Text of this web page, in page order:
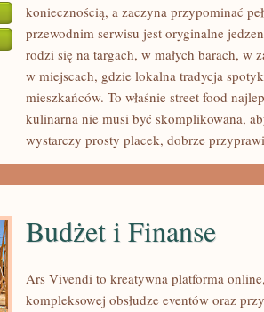
koniecznością, a zaczyna przypominać
przewodnim serwisu jest oryginalne
rodzi się na targach, w małych barach, w
w miejscach, gdzie lokalna tradycja
mieszkańców. To właśnie street food
kulinarna nie musi być skomplikowana,
wystarczy prosty placek, dobrze
Budżet i Finanse
Ars Vivendi to kreatywna platforma
kompleksowej obsłudze eventów oraz